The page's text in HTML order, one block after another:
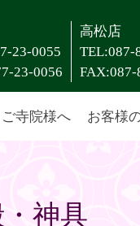
23-0055
23-0056
高松店
TEL:087-
FAX:087-
ご寺院様へ お客様
神具